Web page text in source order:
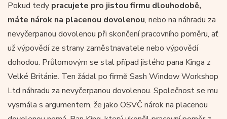
Pokud tedy pracujete pro jistou firmu dlouhodobě,
máte nárok na placenou dovolenou, nebo na náhradu za
nevyčerpanou dovolenou při skončení pracovního poměru, ať
už výpovědí ze strany zaměstnavatele nebo výpovědí
dohodou. Průlomovým se stal případ jistého pana Kinga z
Velké Británie. Ten žádal po firmě Sash Window Workshop
Ltd náhradu za nevyčerpanou dovolenou. Společnost se mu
vysmála s argumentem, že jako OSVČ nárok na placenou